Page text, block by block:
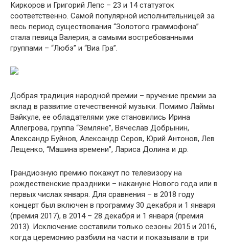
Киркоров и Григорий Лепс – 23 и 14 статуэток
соответственно. Самой популярной исполнительницей за
весь период существования “Золотого граммофона”
стала певица Валерия, а самыми востребованными
группами – “Любэ” и “Виа Гра”.
Добрая традиция народной премии – вручение премии за
вклад в развитие отечественной музыки. Помимо Лаймы
Вайкуле, ее обладателями уже становились Ирина
Аллегрова, группа “Земляне”, Вячеслав Добрынин,
Александр Буйнов, Александр Серов, Юрий Антонов, Лев
Лещенко, “Машина времени”, Лариса Долина и др.
Грандиозную премию покажут по телевизору на
рождественские праздники – накануне Нового года или в
первых числах января. Для сравнения – в 2018 году
концерт был включен в программу 30 декабря и 1 января
(премия 2017), в 2014 – 28 декабря и 1 января (премия
2013). Исключение составили только сезоны 2015 и 2016,
когда церемонию разбили на части и показывали в три